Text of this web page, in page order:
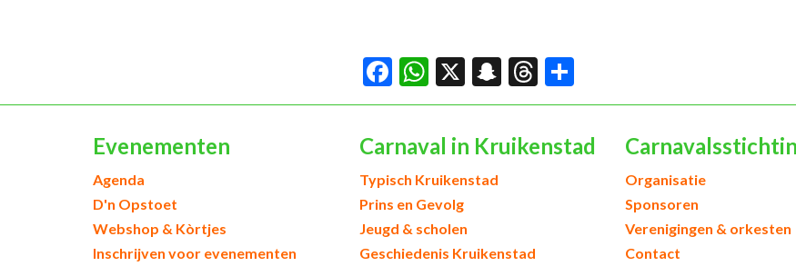
Facebook
WhatsApp
X Snapchat
Threads
Delen
Evenementen
Agenda
D'n Opstoet
Webshop & Kòrtjes
Inschrijven voor evenementen
Carnaval in Kruikenstad
Typisch Kruikenstad
Prins en Gevolg
Jeugd & scholen
Geschiedenis Kruikenstad
Organisatie
Sponsoren
Verenigingen & orkesten
Contact